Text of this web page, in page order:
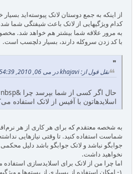
از اینکه به جمع دوستان لاتک پیوسته‌اید
کدام ویژگیهایی از لاتک باعث شیفتگی
به مرور علاقه شما بیشتر هم خواهد شد.
با کد زدن سروکله دارند، بسیار دلچسب است.
نقل قول از: khajavi در می 06, 2010, 07:54:39 بعد از ظهر
اسلایدهاتون با آفیس از لاتک استفاده
به شخصه معتقدم که برای هر کاری از هر
شماست استفاده کنید. تا وقتی نیازهایی
جوابگو نباشد و لاتک جوابگو باشد دلیل
نخواهید داشت.
اما چرا من از لاتک برای اسلایدسازی
۱- امکان استفاده از بسیاری از بسته‌ها و ویژگیهای لاتک هست.